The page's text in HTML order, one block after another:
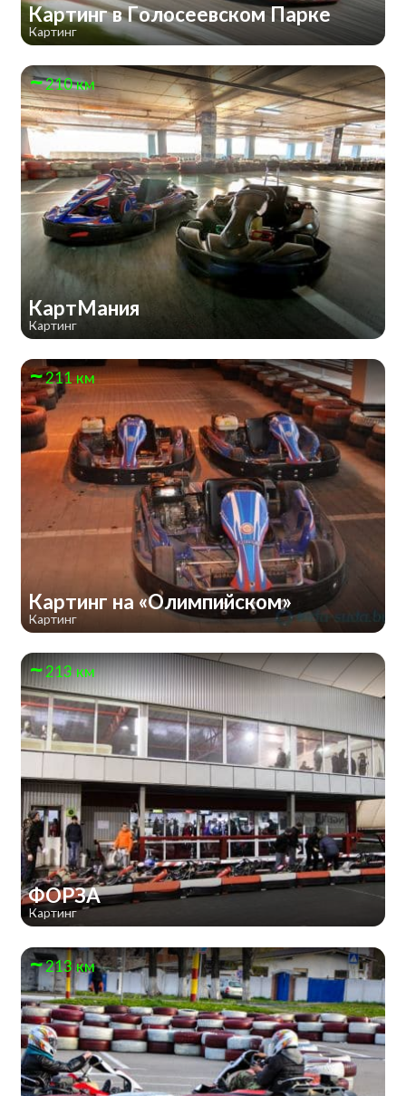
Картинг в Голосеевском Парке
Картинг
210 км
КартМания
Картинг
211 км
Картинг на «Олимпийском»
Картинг
213 км
ФОРЗА
Картинг
213 км